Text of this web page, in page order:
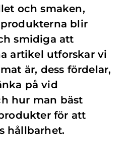
och smaken,
blir
smidiga att
artikel utforskar vi
är, dess fördelar,
på vid
hur man bäst
för att
hållbarhet.